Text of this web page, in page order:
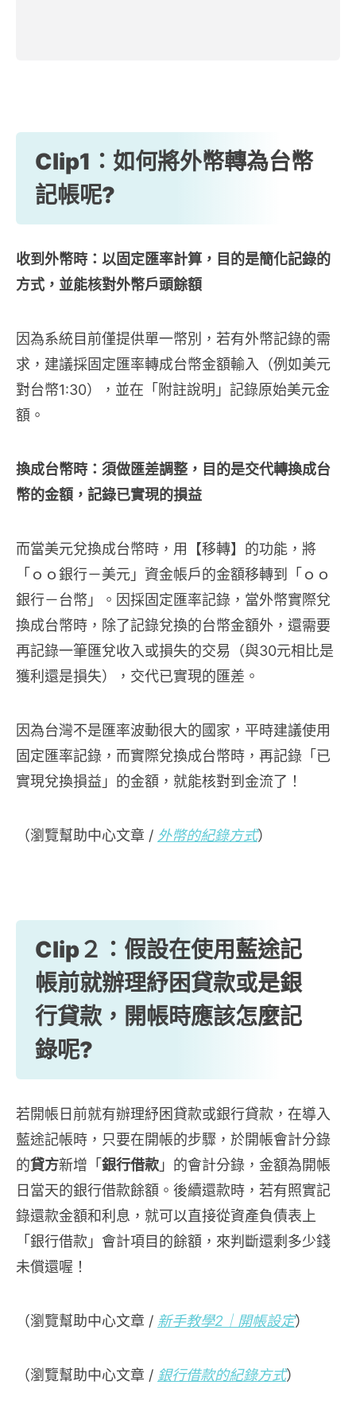
Clip1：如何將外幣轉為台幣
記帳呢?
收到外幣時：以固定匯率計算，目的是簡化記錄的
方式，並能核對外幣戶頭餘額
因為系統目前僅提供單一幣別，若有外幣記錄的需
求，建議採固定匯率轉成台幣金額輸入（例如美元
對台幣1:30），並在「附註說明」記錄原始美元金
額。
換成台幣時：須做匯差調整，目的是交代轉換成台
幣的金額，記錄已實現的損益
而當美元兌換成台幣時，用【移轉】的功能，將
「ｏｏ銀行－美元」資金帳戶的金額移轉到「ｏｏ
銀行－台幣」。因採固定匯率記錄，當外幣實際兌
換成台幣時，除了記錄兌換的台幣金額外，還需要
再記錄一筆匯兌收入或損失的交易（與30元相比是
獲利還是損失），交代已實現的匯差。
因為台灣不是匯率波動很大的國家，平時建議使用
固定匯率記錄，而實際兌換成台幣時，再記錄「已
實現兌換損益」的金額，就能核對到金流了！
（瀏覽幫助中心文章 / 外幣的紀錄方式）
Clip２：假設在使用藍途記
帳前就辦理紓困貸款或是銀
行貸款，開帳時應該怎麼記
錄呢?
若開帳日前就有辦理紓困貸款或銀行貸款，在導入
藍途記帳時，只要在開帳的步驟，於開帳會計分錄
的貸方新增「 銀行借款 」的會計分錄，金額為開帳
日當天的銀行借款餘額。後續還款時，若有照實記
錄還款金額和利息，就可以直接從資產負債表上
「銀行借款」會計項目的餘額，來判斷還剩多少錢
未償還喔！
（瀏覽幫助中心文章 / 新手教學2｜開帳設定）
（瀏覽幫助中心文章 / 銀行借款的紀錄方式）